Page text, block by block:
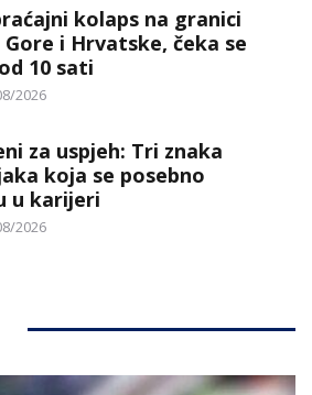
kolaps na granici
Gore i Hrvatske, čeka se
10 sati
2026
za uspjeh: Tri znaka
koja se posebno
u karijeri
2026